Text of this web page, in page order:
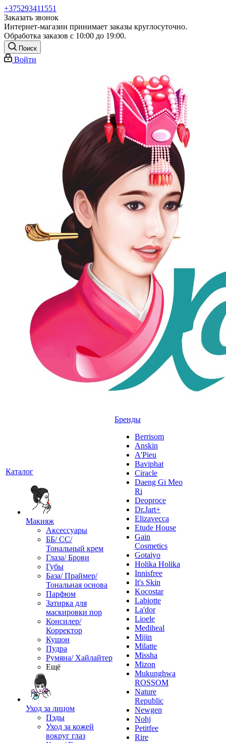
+375293411551
Заказать звонок
Интернет-магазин принимает заказы круглосуточно.
Обработка заказов с 10:00 до 19:00.
Поиск
Войти
Каталог
Макияж
Аксессуары
ББ/ СС/
Тональный крем
Глаза/ Брови
Губы
База/ Праймер/
Тональная основа
Парфюм
Затирка для
маскировки пор
Консилер/
Корректор
Кушон
Пудра
Румяна/ Хайлайтер
Ещё
Уход за лицом
Пэды
Уход за кожей
вокруг глаз
Бренды
Berrisom
Anskin
A'Pieu
Baviphat
Ciracle
Daeng Gi Meo
Ri
Deoproce
Dr.Jart+
Elizavecca
Etude House
Gain
Cosmetics
Gotaiyo
Holika Holika
Innisfree
It's Skin
Kocostar
Labiotte
La'dor
Lioele
Mediheal
Mijin
Milatte
Missha
Mizon
Mukunghwa
ROSSOM
Nature
Republic
Newgen
Nohj
Petitfee
Rire